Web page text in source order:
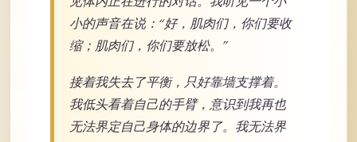
小的声音在说：“好，肌肉们，你们要收
缩；肌肉们，你们要放松。”
接着我失去了平衡，只好靠墙支撑着。
我低头看着自己的手臂，意识到我再也
无法界定自己身体的边界了。我无法界